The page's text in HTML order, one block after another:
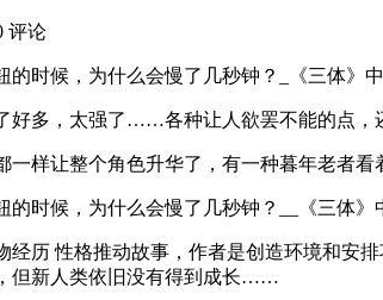
评论
好多，太强了……各种让人欲罢不能的点，
样让整个角色升华了，有一种暮年老者
经历 性格推动故事，作者是创造环境和安
但新人类依旧没有得到成长……